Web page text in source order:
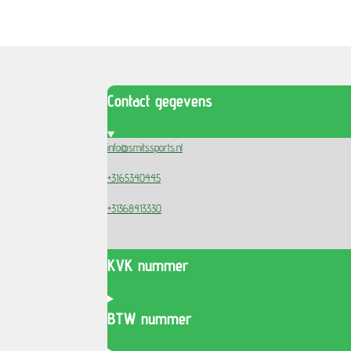
Contact gegevens
info@smitssports.nl
+3165340445
+31368413330
KVK nummer
BTW nummer